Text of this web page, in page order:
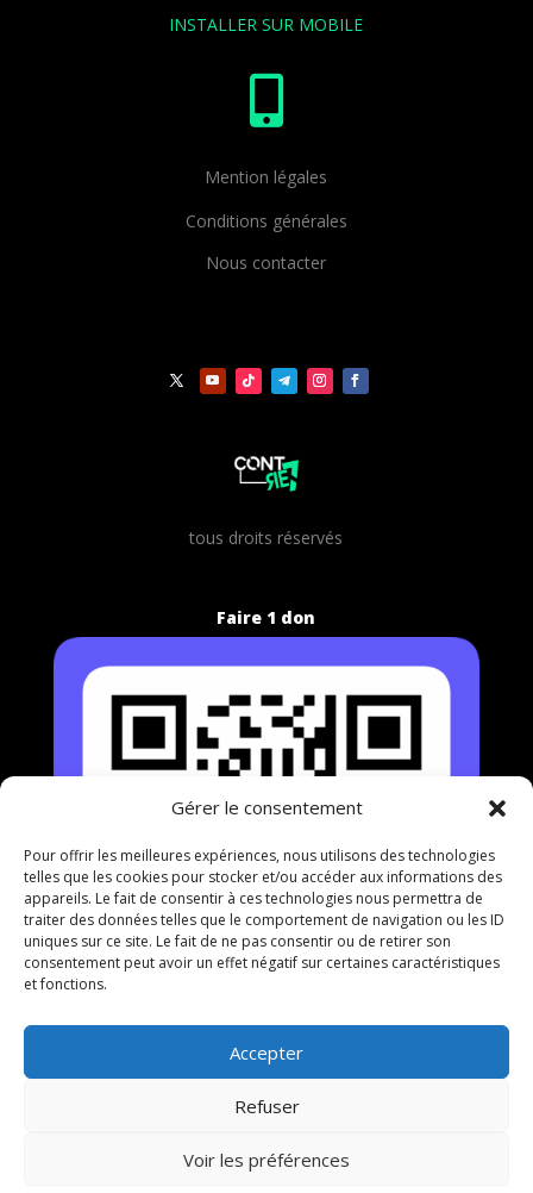
Gérer le consentement
Pour offrir les meilleures expériences, nous utilisons des technologies
telles que les cookies pour stocker et/ou accéder aux informations des
appareils. Le fait de consentir à ces technologies nous permettra de
traiter des données telles que le comportement de navigation ou les ID
uniques sur ce site. Le fait de ne pas consentir ou de retirer son
consentement peut avoir un effet négatif sur certaines caractéristiques
et fonctions.
Accepter
Refuser
Voir les préférences
INSTALLER SUR MOBILE

Mention légales
Conditions générales
Nous contacter
tous droits réservés
Faire 1 don